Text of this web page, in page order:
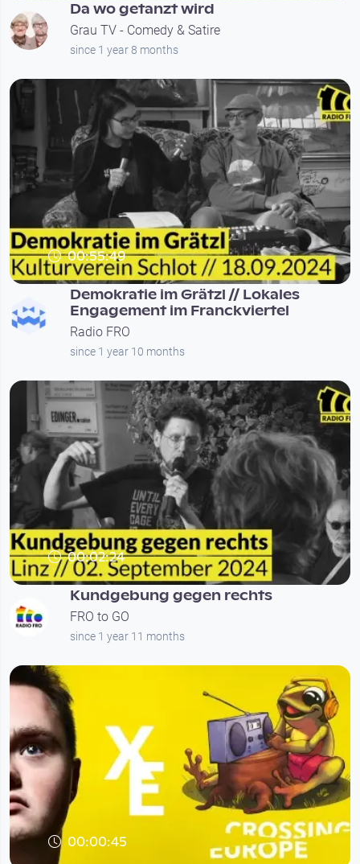
Da wo getanzt wird
Grau TV - Comedy & Satire
since 1 year 8 months
00:55:49
Demokratie im Grätzl // Lokales
Engagement im Franckviertel
Radio FRO
since 1 year 10 months
00:02:24
Kundgebung gegen rechts
FRO to GO
since 1 year 11 months
00:00:45